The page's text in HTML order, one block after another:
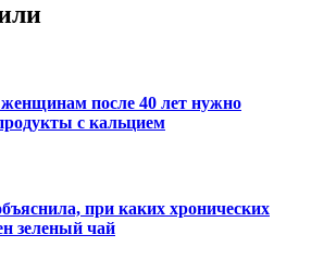
после 40 лет нужно
с кальцием
при каких хронических
зеленый чай